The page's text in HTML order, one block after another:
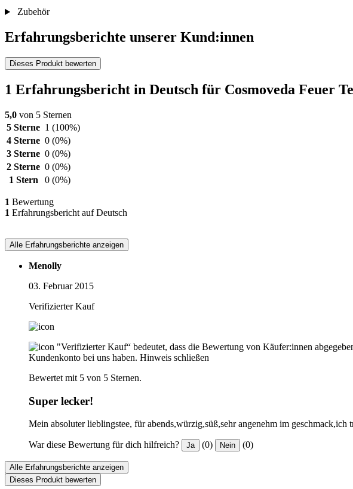
Zubehör
Erfahrungsberichte unserer Kund:innen
Dieses Produkt bewerten
1 Erfahrungsbericht in Deutsch für Cosmoveda Feuer
5,0 von 5 Sternen
5 Sterne 1 (100%)
4 Sterne 0 (0%)
3 Sterne 0 (0%)
2 Sterne 0 (0%)
1 Stern
0 (0%)
1 Bewertung
1 Erfahrungsbericht auf Deutsch
Alle Erfahrungsberichte anzeigen
Menolly
03. Februar 2015
Verifizierter Kauf
"Verifizierter Kauf“ bedeutet, dass die Bewertung von Käufer:innen
Kundenkonto bei uns haben. Hinweis schließen
Bewertet mit 5 von 5 Sternen.
Super lecker!
Mein absoluter lieblingstee, für abends,würzig,süß,sehr angenehm im
War diese Bewertung für dich hilfreich? Ja (0) Nein (0)
Alle Erfahrungsberichte anzeigen
Dieses Produkt bewerten